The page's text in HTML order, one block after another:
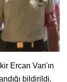
Ercan Van'ın
bildirildi.